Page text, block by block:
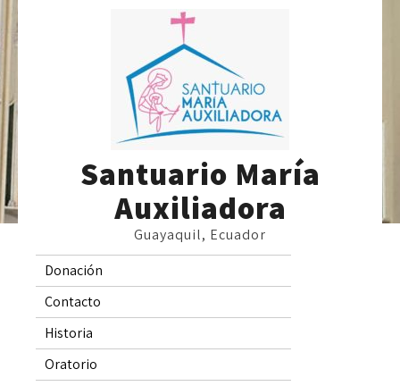
Skip
Santuario María
Auxiliadora
Guayaquil, Ecuador
Donación
Contacto
Historia
Oratorio